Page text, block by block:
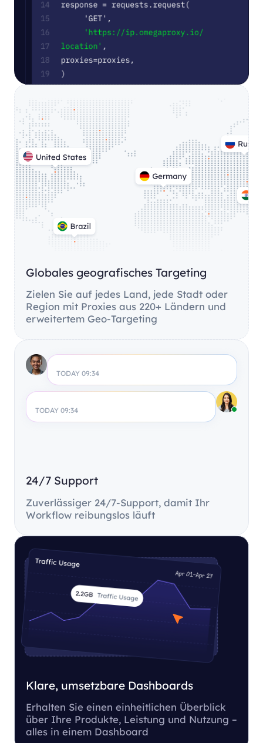
Globales geografisches Targeting
Zielen Sie auf jedes Land, jede Stadt oder
Region mit Proxies aus 220+ Ländern und
erweitertem Geo-Targeting
TODAY 09:34
TODAY 09:34
24/7 Support
Zuverlässiger 24/7-Support, damit Ihr
Workflow reibungslos läuft
Klare, umsetzbare Dashboards
Erhalten Sie einen einheitlichen Überblick
über Ihre Produkte, Leistung und Nutzung –
alles in einem Dashboard